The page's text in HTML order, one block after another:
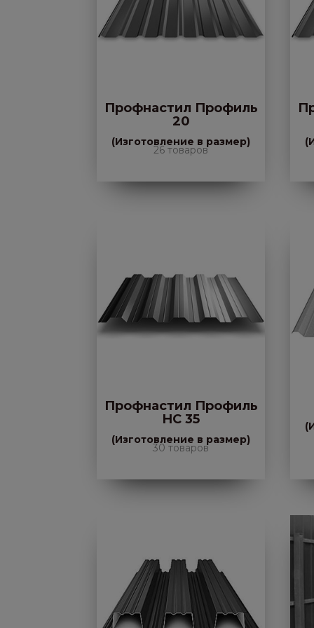
Профнастил Профиль
20
(Изготовление в размер)
26 товаров
Профнастил Профиль
НС 35
(Изготовление в размер)
30 товаров